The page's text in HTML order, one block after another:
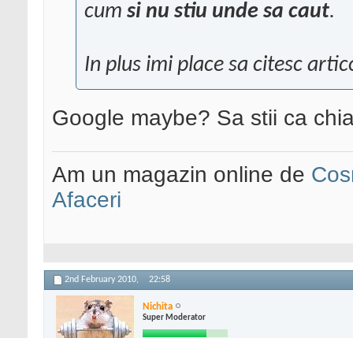
cum si nu stiu unde sa caut.
In plus imi place sa citesc
Google maybe? Sa stii ca
Am un magazin online de
Afaceri
2nd February 2010, 22:58
Nichita
Super Moderator